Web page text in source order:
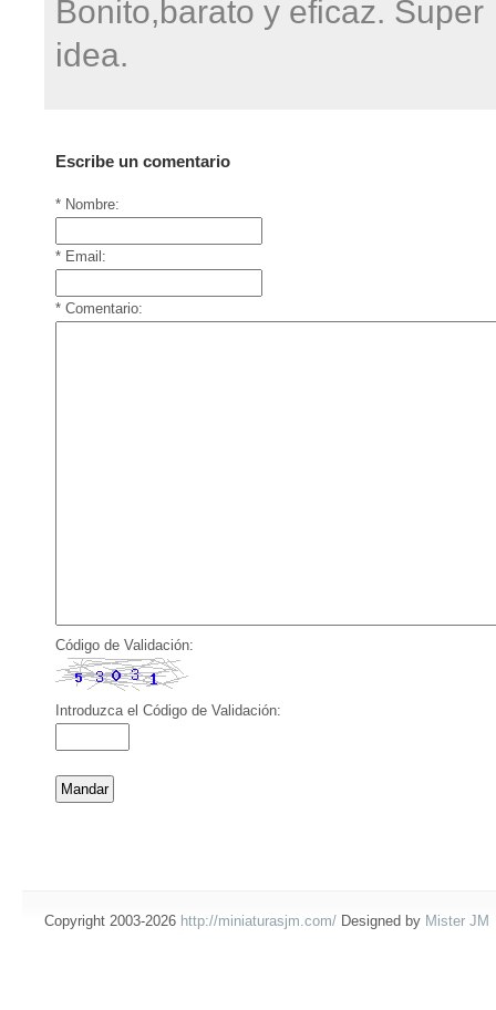
Bonito,barato y eficaz. Super
idea.
Escribe un comentario
* Nombre:
* Email:
* Comentario:
Código de Validación:
Introduzca el Código de Validación:
Copyright 2003-2026 http://miniaturasjm.com/ Designed by Mister JM